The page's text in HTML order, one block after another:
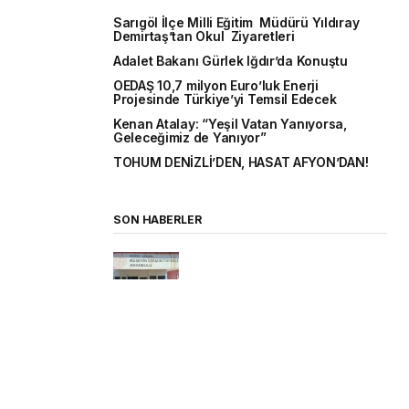
Sarıgöl İlçe Milli Eğitim Müdürü Yıldıray
Demirtaş’tan Okul Ziyaretleri
Adalet Bakanı Gürlek Iğdır’da Konuştu
OEDAŞ 10,7 milyon Euro’luk Enerji
Projesinde Türkiye’yi Temsil Edecek
Kenan Atalay: “Yeşil Vatan Yanıyorsa,
Geleceğimiz de Yanıyor”
TOHUM DENİZLİ’DEN, HASAT AFYON’DAN!
SON HABERLER